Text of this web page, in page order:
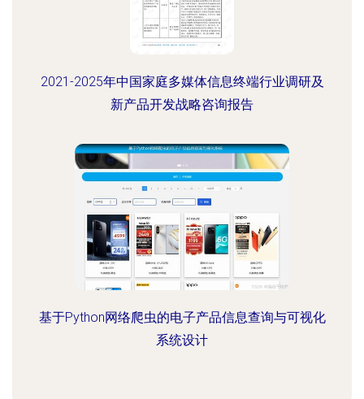
2021-2025年中国家庭多媒体信息终端行业调研及
新产品开发战略咨询报告
基于Python网络爬虫的电子产品信息查询与可视化
系统设计